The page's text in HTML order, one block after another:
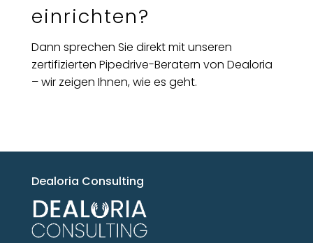
einrichten?
Dann sprechen Sie direkt mit unseren
zertifizierten Pipedrive-Beratern von Dealoria
– wir zeigen Ihnen, wie es geht.
Dealoria Consulting